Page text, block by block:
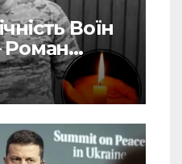
Воїн
Роман